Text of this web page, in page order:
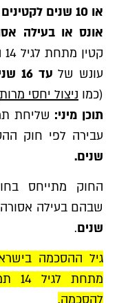
או 10 שנים לקטינים מתחת לגיל 14.
אונס או בעילה
עונש של עד 16 שנים, או 20 שנים בנסיבות מחמירות
(כמו ניצול יחסי מרות
תוכן מיני: שליחת
עבירה לפי חוק
שנים.
החוק מתייחס
שבהם בעילה אסורה
שנים.